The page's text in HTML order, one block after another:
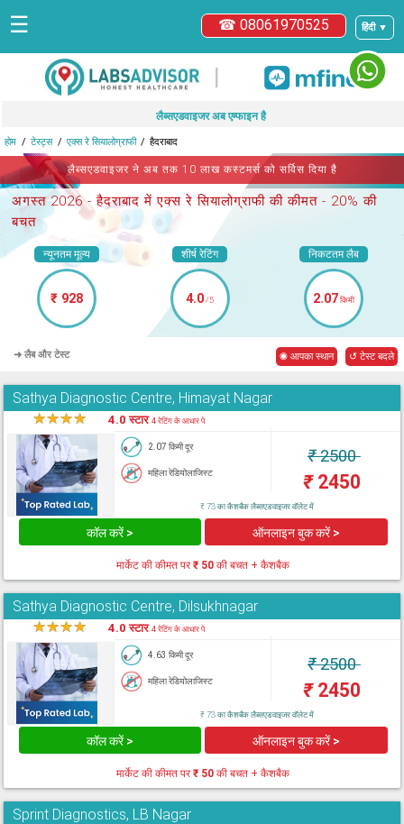
हिंदी ▼
☎ 08061970525
☰
|
लैब्सएडवाइजर अब एम्फाइन है
होम टेस्ट्स एक्स रे सियालोग्राफी हैदराबाद
लैब्सएडवाइजर ने अब तक 10 लाख कस्टमर्स को सर्विस दिया है
अगस्त 2026 -हैदराबाद में एक्स रे सियालोग्राफी की कीमत - 20% की
बचत
न्यूनतम मूल्य
₹ 928
शीर्ष रेटिंग
4.0/5
निकटतम लैब
2.07 किमी
➜ लैब और टेस्ट ◉ आपका स्थान ↺ टेस्ट बदले
Sathya Diagnostic Centre, Himayat Nagar
★★★★ 4.0 स्टार4 रेटिंग के आधार पे
2.07 किमी दूर
महिला रेडियोलाजिस्ट
₹2500
₹2450
₹ 73 का कैशबैक लैब्सएडवाइजर वॉलेट में
कॉल करें > ऑनलाइन बुक करें >
मार्केट की कीमत पर₹ 50 की बचत + कैशबैक
Sathya Diagnostic Centre, Dilsukhnagar
★★★★ 4.0 स्टार4 रेटिंग के आधार पे
4.63 किमी दूर
महिला रेडियोलाजिस्ट
₹2500
₹2450
₹ 73 का कैशबैक लैब्सएडवाइजर वॉलेट में
कॉल करें > ऑनलाइन बुक करें >
मार्केट की कीमत पर₹ 50 की बचत + कैशबैक
Sprint Diagnostics, LB Nagar